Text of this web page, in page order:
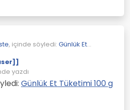
, içinde söyledi: Günlük Et
boyum 1,73. Kilom 84.
durumda et yemek bana haram
yazdı
Günlük Et Tüketimi 100 g